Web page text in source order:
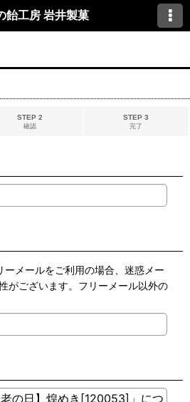
飴工房 岩井製菓
STEP 2
確認
STEP 3
完了
ーメールをご利用の場合、迷惑メー
がございます。フリーメール以外の